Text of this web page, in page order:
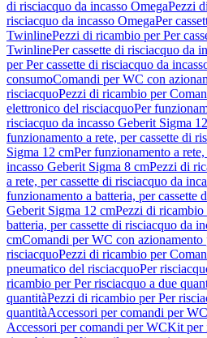
di risciacquo da incasso OmegaPezzi
risciacquo da incasso OmegaPer
TwinlinePezzi di ricambio per Per
TwinlinePer cassette di risciacquo da
per Per cassette di risciacquo da
consumoComandi per WC con
risciacquoPezzi di ricambio per
elettronico del risciacquoPer
risciacquo da incasso Geberit Sigma
funzionamento a rete, per cassette di
Sigma 12 cmPer funzionamento a
incasso Geberit Sigma 8 cmPezzi di
a rete, per cassette di risciacquo da
funzionamento a batteria, per cassette
Geberit Sigma 12 cmPezzi di ricambio
batteria, per cassette di risciacquo da
cmComandi per WC con azionamento
risciacquoPezzi di ricambio per
pneumatico del risciacquoPer
ricambio per Per risciacquo a due
quantitàPezzi di ricambio per Per
quantitàAccessori per comandi per WC
Accessori per comandi per WCKit per